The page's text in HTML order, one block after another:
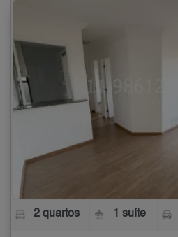
2 quartos 1 suíte